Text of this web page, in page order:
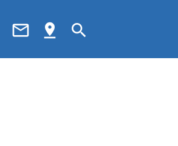
mail_outline pin_drop search